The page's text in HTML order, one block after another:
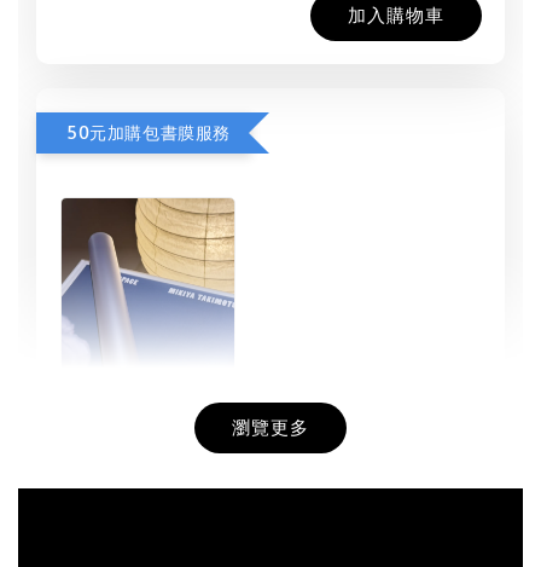
加入購物車
50元加購包書膜服務
瀏覽更多